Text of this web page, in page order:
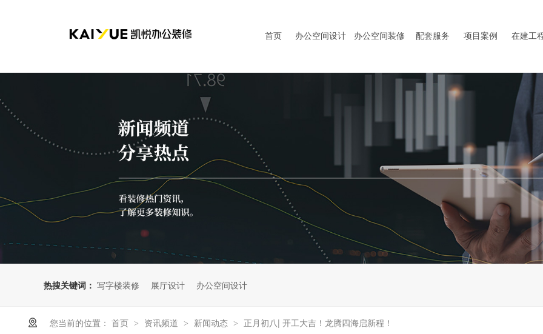
首页 办公空间设计 办公空间装修 配套服务 项目案例 在建工
热搜关键词： 写字楼装修 展厅设计 办公空间设计
您当前的位置： 首页 > 资讯频道 > 新闻动态 > 正月初八| 开工大吉！龙腾四海启新程！